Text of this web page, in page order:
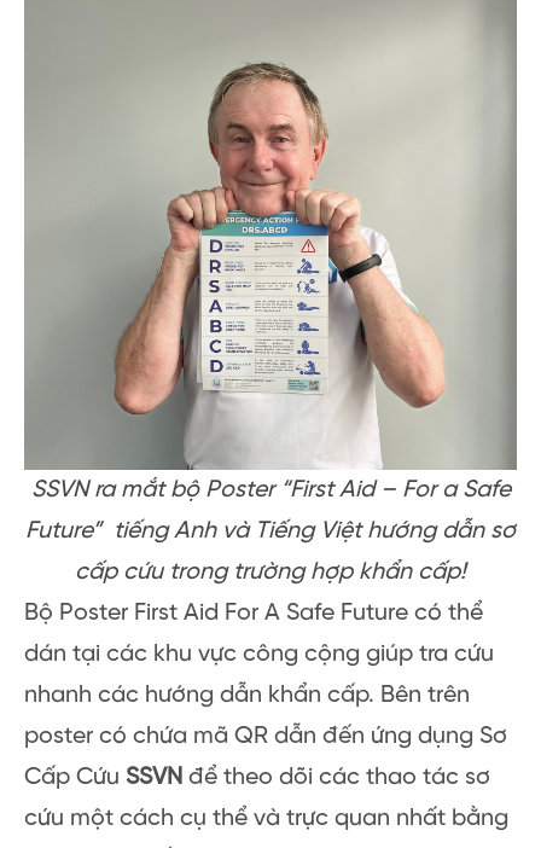
SSVN ra mắt bộ Poster “First Aid – For a Safe
Future” tiếng Anh và Tiếng Việt hướng dẫn sơ
cấp cứu trong trường hợp khẩn cấp!
Bộ Poster First Aid For A Safe Future có thể
dán tại các khu vực công cộng giúp tra cứu
nhanh các hướng dẫn khẩn cấp. Bên trên
poster có chứa mã QR dẫn đến ứng dụng Sơ
Cấp Cứu SSVN để theo dõi các thao tác sơ
cứu một cách cụ thể và trực quan nhất bằng